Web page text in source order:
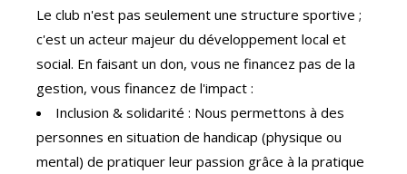
Le club n'est pas seulement une structure sportive ;
c'est un acteur majeur du développement local et
social. En faisant un don, vous ne financez pas de la
gestion, vous financez de l'impact :
Inclusion & solidarité : Nous permettons à des
personnes en situation de handicap (physique ou
mental) de pratiquer leur passion grâce à la pratique